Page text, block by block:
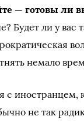
— готовы ли
Будет ли у
немало
с иностранцем,
не так